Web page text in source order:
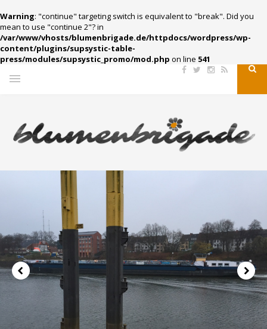
Warning: "continue" targeting switch is equivalent to "break". Did you
mean to use "continue 2"? in
/var/www/vhosts/blumenbrigade.de/httpdocs/wordpress/wp-
content/plugins/supsystic-table-
press/modules/supsystic_promo/mod.php on line 541